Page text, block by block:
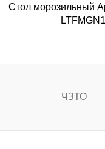
Стол морозильный
ЧЗТО